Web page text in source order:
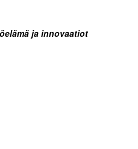
ja innovaatiot